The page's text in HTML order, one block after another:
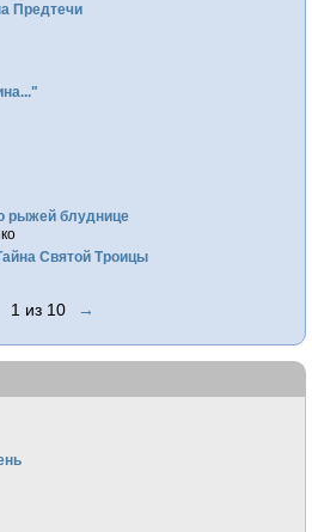
Предтечи
рыжей блуднице
Святой Троицы
1 из 10 →